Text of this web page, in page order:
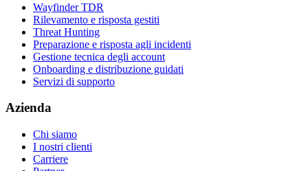
Wayfinder TDR
Rilevamento e risposta gestiti
Threat Hunting
Preparazione e risposta agli incidenti
Gestione tecnica degli account
Onboarding e distribuzione guidati
Servizi di supporto
Azienda
Chi siamo
I nostri clienti
Carriere